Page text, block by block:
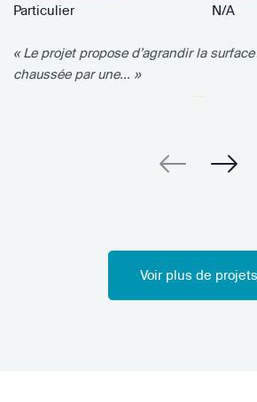
Particulier
N/A
« Le projet propose d’agrandir la
chaussée par une... »
Voir plus de projets